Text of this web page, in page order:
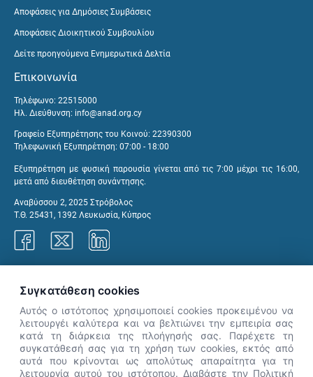
Αποφάσεις για Δημόσιες Συμβάσεις
Αποφάσεις Διοικητικού Συμβουλίου
Δείτε προηγούμενα Ενημερωτικά Δελτία
Επικοινωνία
Τηλέφωνο: 22515000
Ηλ. Διεύθυνση: info@anad.org.cy
Γραφείο Εξυπηρέτησης του Κοινού: 22390300
Τηλεφωνική Εξυπηρέτηση: 07:00 - 18:00
Εξυπηρέτηση με φυσική παρουσία γίνεται από τις 7:00 μέχρι τις 16:00,
μετά από διευθέτηση συνάντησης.
Αναβύσσου 2, 2025 Στρόβολος
Τ.Θ. 25431, 1392 Λευκωσία, Κύπρος
👋 Καλώς ήρθες! Είμαι η Νόησις.
Πες μου πώς μπορώ να σε βοηθήσω
Συγκατάθεση cookies
Αυτός ο ιστότοπος χρησιμοποιεί cookies προκειμένου να
λειτουργέι καλύτερα και να βελτιώνει την εμπειρία σας
κατά τη διάρκεια της πλοήγησής σας. Παρέχετε τη
συγκατάθεσή σας για τη χρήση των cookies, εκτός από
αυτά που κρίνονται ως απολύτως απαραίτητα για τη
λειτουργία αυτού του ιστότοπου. Διαβάστε την Πολιτική